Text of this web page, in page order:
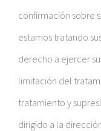
confirmación sobre si
estamos tratando
derecho a ejercer
limitación del
tratamiento y
dirigido a la